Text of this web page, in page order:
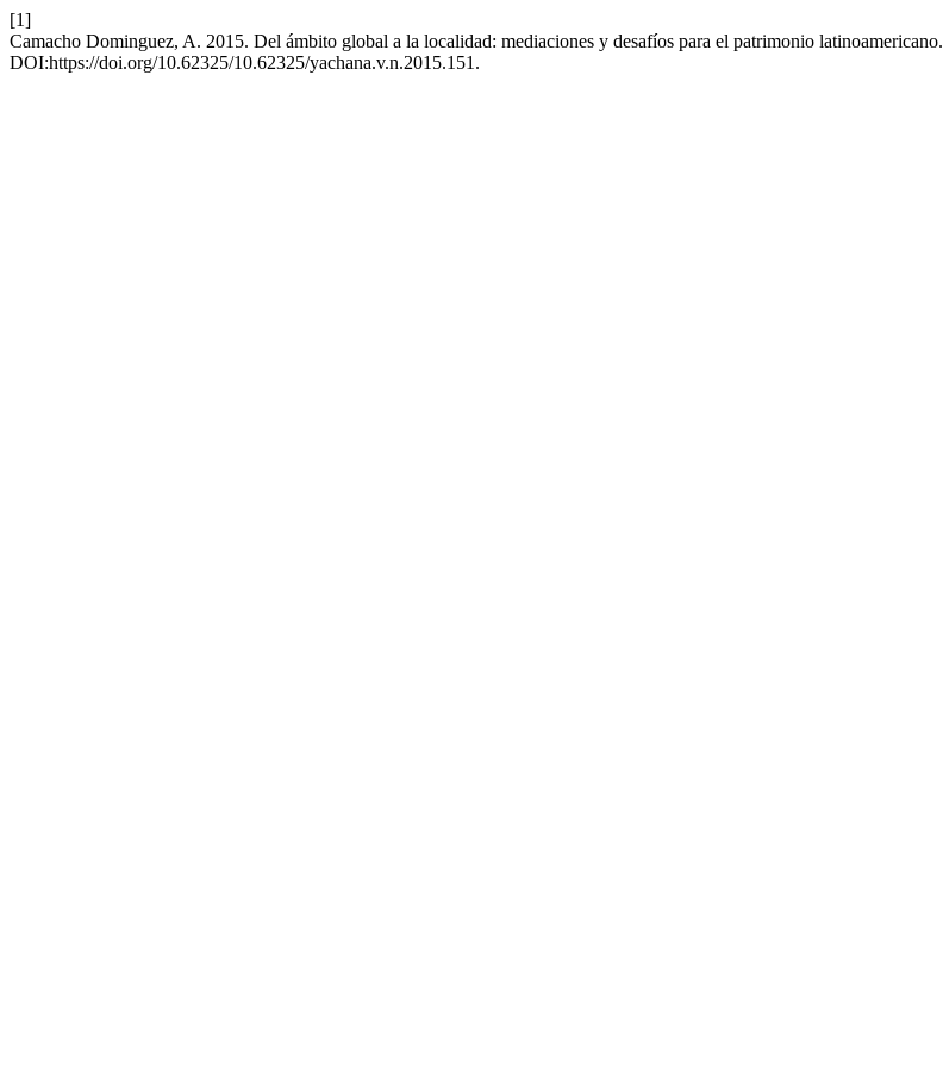
[1]
Camacho Dominguez, A. 2015. Del ámbito global a la localidad: mediaciones y desafíos para el patrimonio latinoamericano.
DOI:https://doi.org/10.62325/10.62325/yachana.v.n.2015.151.